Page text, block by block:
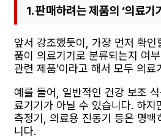
1. 판매하려는 제품의 ‘의료기
앞서 강조했듯이, 가장 먼저 확인
품이 의료기기로 분류되는지 여
관련 제품’이라고 해서 모두 의료
예를 들어, 일반적인 건강 보조
료기기가 아닐 수 있습니다. 하
측정기, 의료용 진동기 등은 명백
니다.